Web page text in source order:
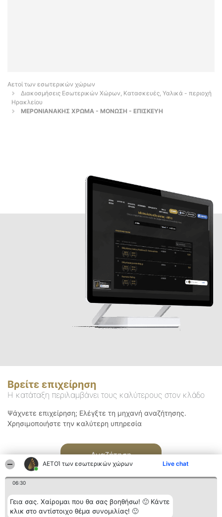
ΑΕΤΟΊ των εσωτερικών χώρων Live chat
06:30
Γεια σας. Χαίρομαι που θα σας βοηθήσω! 🙂 Κάντε
κλικ στο αντίστοιχο θέμα συνομιλίας! 🙂
Αετοί των εσωτερικών χώρων
Διακοσμήσεις Εσωτερικών Χώρων, Κατασκευές, Υαλικά - περιοχή
Ηρακλείου
ΜΕΡΟΝΙΑΝΑΚΗΣ ΧΡΩΜΑ - ΜΟΝΩΣΗ - ΕΠΙΣΚΕΥΗ
Βρείτε επιχείρηση
Η κατάταξη περιλαμβάνει τους καλύτερους στον κλάδο
Ψάχνετε επιχείρηση; Ελέγξτε τη μηχανή αναζήτησης.
Χρησιμοποιήστε την καλύτερη υπηρεσία
Αναζήτηση